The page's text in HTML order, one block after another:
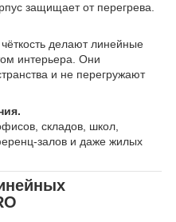
защищает от перегрева.
делают линейные
интерьера. Они
и не перегружают
складов, школ,
залов и даже жилых